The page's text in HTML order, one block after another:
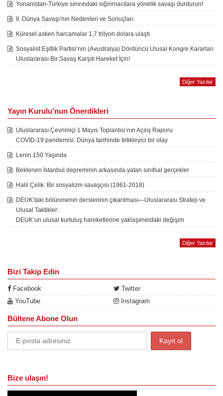
Yunanistan-Türkiye sınırındaki sığınmacılara yönelik savaşı durdurun!
II. Dünya Savaşı’nın Nedenleri ve Sonuçları
Küresel askeri harcamalar 1,7 trilyon dolara ulaştı
Sosyalist Eşitlik Partisi’nin (Avustralya) Dördüncü Ulusal Kongre Kararları
Uluslararası Bir Savaş Karşıtı Hareket İçin!
Diğer Yazılar
Yayın Kurulu’nun Önerdikleri
Uluslararası Çevrimiçi 1 Mayıs Toplantısı’nın Açılış Raporu
COVID-19 pandemisi: Dünya tarihinde tetikleyici bir olay
Lenin 150 Yaşında
Beklenen İstanbul depreminin arkasında yatan sınıfsal gerçekler
Halil Çelik: Bir sosyalizm savaşçısı (1961-2018)
DEUK’taki bölünmenin derslerinin çıkarılması—Uluslararası Strateji ve
Ulusal Taktikler:
DEUK’un ulusal kurtuluş hareketlerine yaklaşımındaki değişim
Diğer Yazılar
Bizi Takip Edin
Facebook
Twitter
YouTube
Instagram
Bültene Abone Olun
Bize ulaşın!